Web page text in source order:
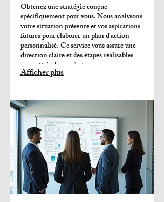
Obtenez une stratégie conçue
spécifiquement pour vous. Nous analysons
votre situation présente et vos aspirations
futures pour élaborer un plan d'action
personnalisé. Ce service vous assure une
direction claire et des étapes réalisables
pour atteindre vos buts.
Afficher plus